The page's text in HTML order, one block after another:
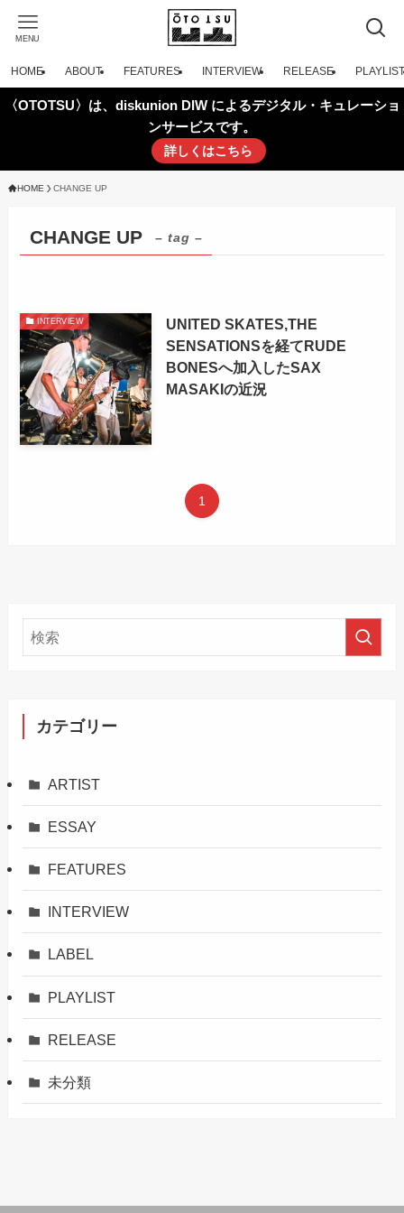
MENU
HOME ABOUT FEATURES INTERVIEW RELEASE PLAYLIST
〈OTOTSU〉は、diskunion DIW によるデジタル・キュレーショ
ンサービスです。
詳しくはこちら
HOME CHANGE UP
CHANGE UP – tag –
INTERVIEW
UNITED SKATES,THE
SENSATIONSを経てRUDE
BONESへ加入したSAX
MASAKIの近況
1
カテゴリー
ARTIST
ESSAY
FEATURES
INTERVIEW
LABEL
PLAYLIST
RELEASE
未分類